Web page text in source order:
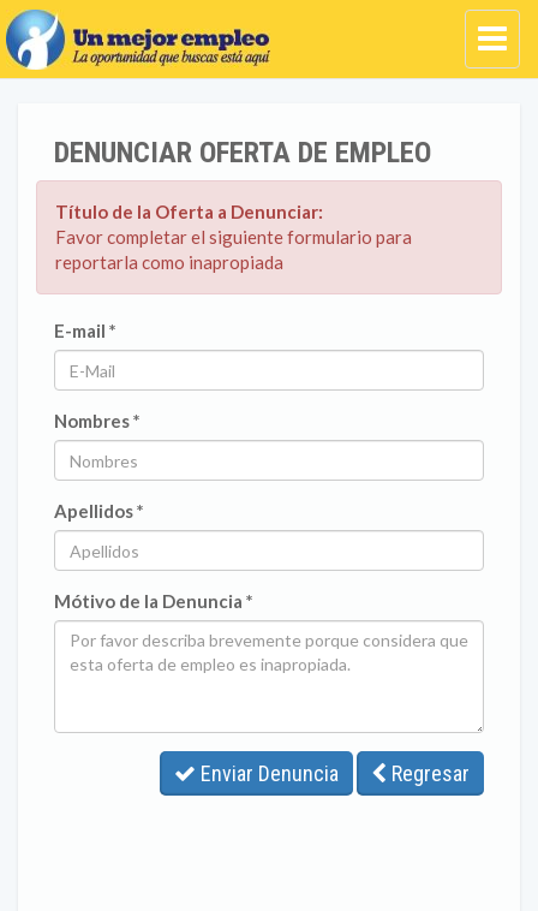
DENUNCIAR OFERTA DE EMPLEO
Título de la Oferta a Denunciar:
Favor completar el siguiente formulario para
reportarla como inapropiada
E-mail *
Nombres *
Apellidos *
Mótivo de la Denuncia *
Enviar Denuncia Regresar